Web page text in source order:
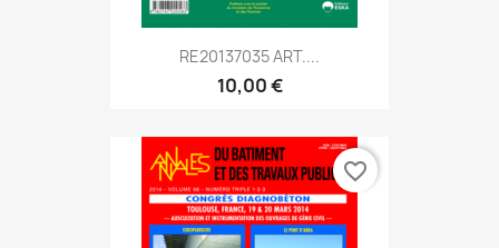
RE20137035 ART....
10,00 €
favorite_border